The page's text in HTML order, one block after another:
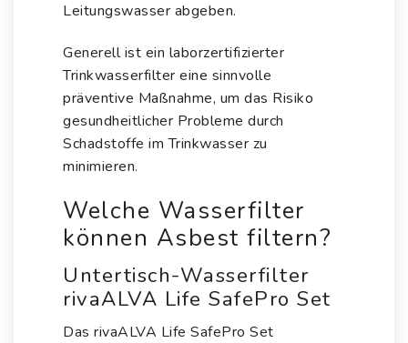
Leitungswasser abgeben.
Generell ist ein laborzertifizierter
Trinkwasserfilter eine sinnvolle
präventive Maßnahme, um das Risiko
gesundheitlicher Probleme durch
Schadstoffe im Trinkwasser zu
minimieren.
Welche Wasserfilter
können Asbest filtern?
Untertisch-Wasserfilter
rivaALVA Life SafePro Set
Das rivaALVA Life SafePro Set